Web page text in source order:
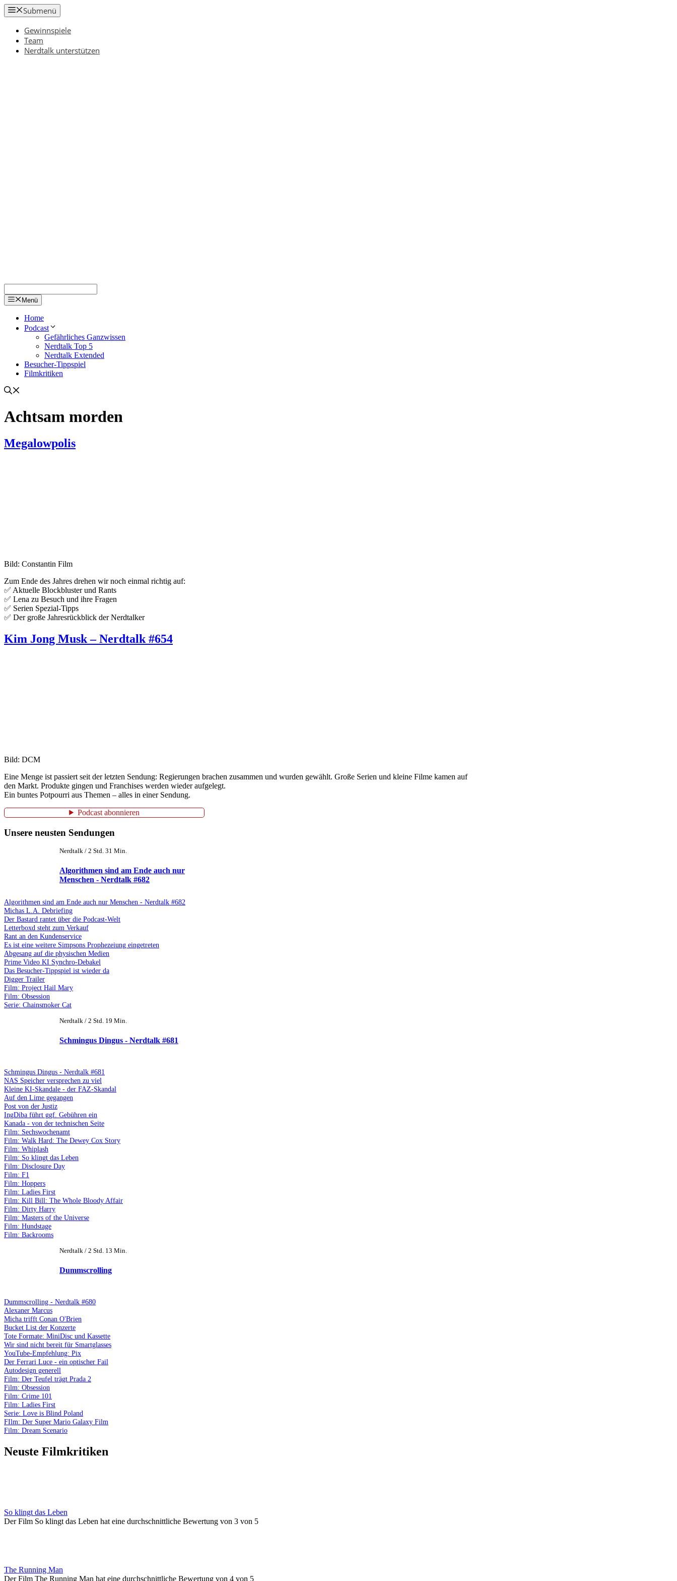
Zum
Inhalt
springen
Submenü
Gewinnspiele
Team
Nerdtalk unterstützen
Menü
Home
Podcast
Gefährliches Ganzwissen
Nerdtalk Top 5
Nerdtalk Extended
Besucher-Tippspiel
Filmkritiken
Achtsam morden
Megalowpolis
Bild: Constantin Film
Zum Ende des Jahres drehen wir noch einmal richtig auf:
✅ Aktuelle Blockbluster und Rants
✅ Lena zu Besuch und ihre Fragen
✅ Serien Spezial-Tipps
✅ Der große Jahresrückblick der Nerdtalker
Kim Jong Musk – Nerdtalk #654
Bild: DCM
Eine Menge ist passiert seit der letzten Sendung: Regierungen brachen zusammen und wurden gewählt. Große Serien und kleine Filme kamen auf
den Markt. Produkte gingen und Franchises werden wieder aufgelegt.
Ein buntes Potpourri aus Themen – alles in einer Sendung.
Podcast abonnieren
Unsere neusten Sendungen
Nerdtalk / 2 Std. 31 Min.
Algorithmen sind am Ende auch nur
Menschen - Nerdtalk #682
Algorithmen sind am Ende auch nur Menschen - Nerdtalk #682
Michas L.A. Debriefing
Der Bastard rantet über die Podcast-Welt
Letterboxd steht zum Verkauf
Rant an den Kundenservice
Es ist eine weitere Simpsons Prophezeiung eingetreten
Abgesang auf die physischen Medien
Prime Video KI Synchro-Debakel
Das Besucher-Tippspiel ist wieder da
Digger Trailer
Film: Project Hail Mary
Film: Obsession
Serie: Chainsmoker Cat
Nerdtalk / 2 Std. 19 Min.
Schmingus Dingus - Nerdtalk #681
Schmingus Dingus - Nerdtalk #681
NAS Speicher versprechen zu viel
Kleine KI-Skandale - der FAZ-Skandal
Auf den Lime gegangen
Post von der Justiz
IngDiba führt ggf. Gebühren ein
Kanada - von der technischen Seite
Film: Sechswochenamt
Film: Walk Hard: The Dewey Cox Story
Film: Whiplash
Film: So klingt das Leben
Film: Disclosure Day
Film: F1
Film: Hoppers
Film: Ladies First
Film: Kill Bill: The Whole Bloody Affair
Film: Dirty Harry
Film: Masters of the Universe
Film: Hundstage
Film: Backrooms
Nerdtalk / 2 Std. 13 Min.
Dummscrolling
Dummscrolling - Nerdtalk #680
Alexaner Marcus
Micha trifft Conan O'Brien
Bucket List der Konzerte
Tote Formate: MiniDisc und Kassette
Wir sind nicht bereit für Smartglasses
YouTube-Empfehlung: Pix
Der Ferrari Luce - ein optischer Fail
Autodesign generell
Film: Der Teufel trägt Prada 2
Film: Obsession
Film: Crime 101
Film: Ladies First
Serie: Love is Blind Poland
FIlm: Der Super Mario Galaxy Film
Film: Dream Scenario
Neuste Filmkritiken
So klingt das Leben
Der Film So klingt das Leben hat eine durchschnittliche Bewertung von 3 von 5
The Running Man
Der Film The Running Man hat eine durchschnittliche Bewertung von 4 von 5